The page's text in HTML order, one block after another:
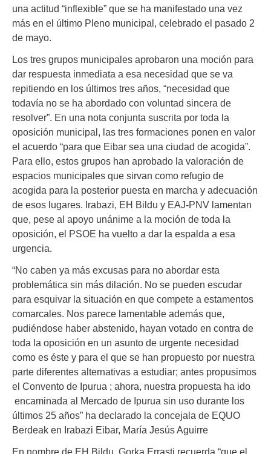
una actitud “inflexible” que se ha manifestado una vez
más en el último Pleno municipal, celebrado el pasado 2
de mayo.
Los tres grupos municipales aprobaron una moción para
dar respuesta inmediata a esa necesidad que se va
repitiendo en los últimos tres años, “necesidad que
todavía no se ha abordado con voluntad sincera de
resolver”. En una nota conjunta suscrita por toda la
oposición municipal, las tres formaciones ponen en valor
el acuerdo “para que Eibar sea una ciudad de acogida”.
Para ello, estos grupos han aprobado la valoración de
espacios municipales que sirvan como refugio de
acogida para la posterior puesta en marcha y adecuación
de esos lugares. Irabazi, EH Bildu y EAJ-PNV lamentan
que, pese al apoyo unánime a la moción de toda la
oposición, el PSOE ha vuelto a dar la espalda a esa
urgencia.
“No caben ya más excusas para no abordar esta
problemática sin más dilación. No se pueden escudar
para esquivar la situación en que compete a estamentos
comarcales. Nos parece lamentable además que,
pudiéndose haber abstenido, hayan votado en contra de
toda la oposición en un asunto de urgente necesidad
como es éste y para el que se han propuesto por nuestra
parte diferentes alternativas a estudiar; antes propusimos
el Convento de Ipurua ; ahora, nuestra propuesta ha ido
encaminada al Mercado de Ipurua sin uso durante los
últimos 25 años” ha declarado la concejala de EQUO
Berdeak en Irabazi Eibar, María Jesús Aguirre
En nombre de EH Bildu, Gorka Errasti recuerda “que el